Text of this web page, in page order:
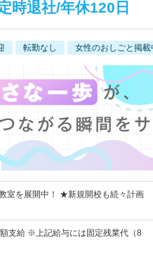
時退社/年休120日
転勤なし 女性のおしごと掲載
室を展開中！ ★新規開校も続々計画
支給 ※上記給与には固定残業代（8